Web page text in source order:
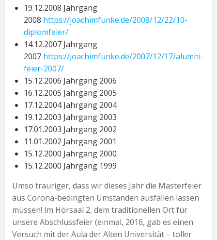
19.12.2008 Jahrgang
2008 https://joachimfunke.de/2008/12/22/10-
diplomfeier/
14.12.2007 Jahrgang
2007 https://joachimfunke.de/2007/12/17/alumni-
feier-2007/
15.12.2006 Jahrgang 2006
16.12.2005 Jahrgang 2005
17.12.2004 Jahrgang 2004
19.12.2003 Jahrgang 2003
17.01.2003 Jahrgang 2002
11.01.2002 Jahrgang 2001
15.12.2000 Jahrgang 2000
15.12.2000 Jahrgang 1999
Umso trauriger, dass wir dieses Jahr die Masterfeier
aus Corona-bedingten Umständen ausfallen lassen
müssen! Im Hörsaal 2, dem traditionellen Ort für
unsere Abschlussfeier (einmal, 2016, gab es einen
Versuch mit der Aula der Alten Universität – toller